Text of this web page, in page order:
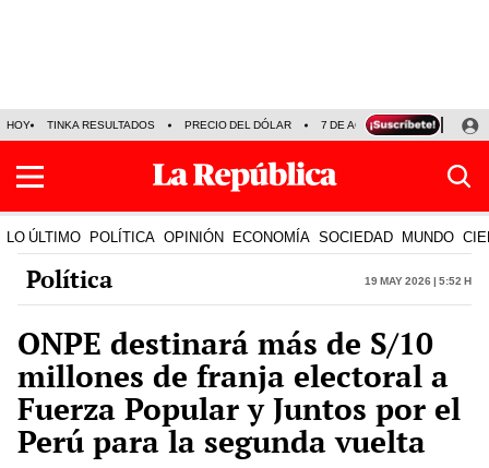
HOY TINKA RESULTADOS PRECIO DEL DÓLAR 7 DE AGOSTO OLLANTA
LO ÚLTIMO POLÍTICA OPINIÓN ECONOMÍA SOCIEDAD MUNDO
Política 19 May 2026 | 5:52 h
ONPE destinará más de S/10
millones de franja electoral a
Fuerza Popular y Juntos por el
Perú para la segunda vuelta